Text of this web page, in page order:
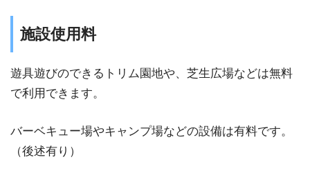
施設使⽤料
遊具遊びのできるトリム園地や、芝生広場などは無料
で利用できます。
バーベキュー場やキャンプ場などの設備は有料です。
（後述有り）